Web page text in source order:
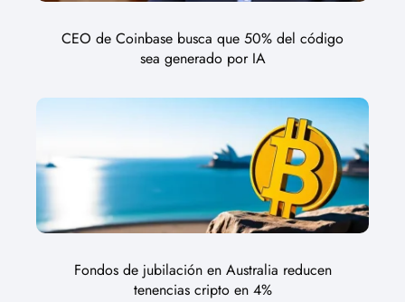
CEO de Coinbase busca que 50% del código
sea generado por IA
Fondos de jubilación en Australia reducen
tenencias cripto en 4%